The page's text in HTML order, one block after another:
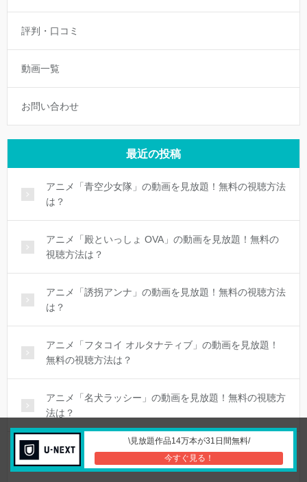
評判・口コミ
動画一覧
お問い合わせ
最近の投稿
アニメ「青空少女隊」の動画を見放題！無料の視聴方法
は？
アニメ「殿といっしょ OVA」の動画を見放題！無料の
視聴方法は？
アニメ「誘拐アンナ」の動画を見放題！無料の視聴方法
は？
アニメ「フタコイ オルタナティブ」の動画を見放題！
無料の視聴方法は？
アニメ「名犬ラッシー」の動画を見放題！無料の視聴方
法は？
アニメ「タイムボカンシリーズ ゼンダマン」の動画を
見放題！無料の視聴方法は？
\見放題作品14万本が31日間無料/
今すぐ見る！